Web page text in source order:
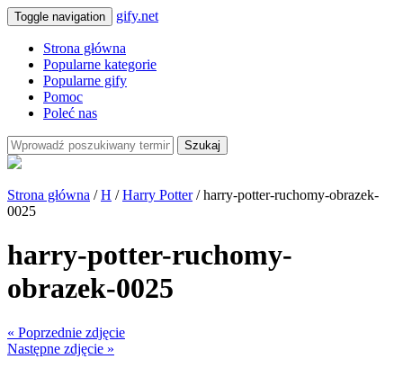
Toggle navigation gify.net
Strona główna
Popularne kategorie
Popularne gify
Pomoc
Poleć nas
Szukaj
Strona główna /H /Harry Potter/ harry-potter-ruchomy-obrazek-
0025
harry-potter-ruchomy-
obrazek-0025
« Poprzednie zdjęcie
Następne zdjęcie »